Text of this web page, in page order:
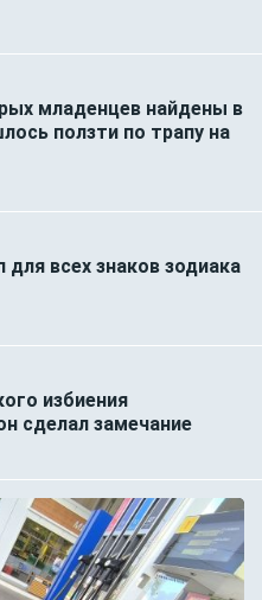
младенцев найдены в
ползти по трапу на
всех знаков зодиака
избиения
сделал замечание